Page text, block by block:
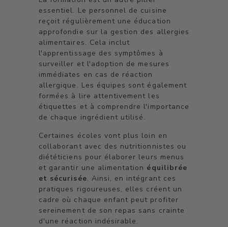
essentiel. Le personnel de cuisine
reçoit régulièrement une éducation
approfondie sur la gestion des allergies
alimentaires. Cela inclut
l'apprentissage des symptômes à
surveiller et l'adoption de mesures
immédiates en cas de réaction
allergique. Les équipes sont également
formées à lire attentivement les
étiquettes et à comprendre l'importance
de chaque ingrédient utilisé.
Certaines écoles vont plus loin en
collaborant avec des nutritionnistes ou
diététiciens pour élaborer leurs menus
et garantir une alimentation équilibrée
et sécurisée. Ainsi, en intégrant ces
pratiques rigoureuses, elles créent un
cadre où chaque enfant peut profiter
sereinement de son repas sans crainte
d'une réaction indésirable.